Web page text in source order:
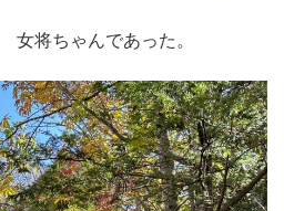
将ちゃんであった。